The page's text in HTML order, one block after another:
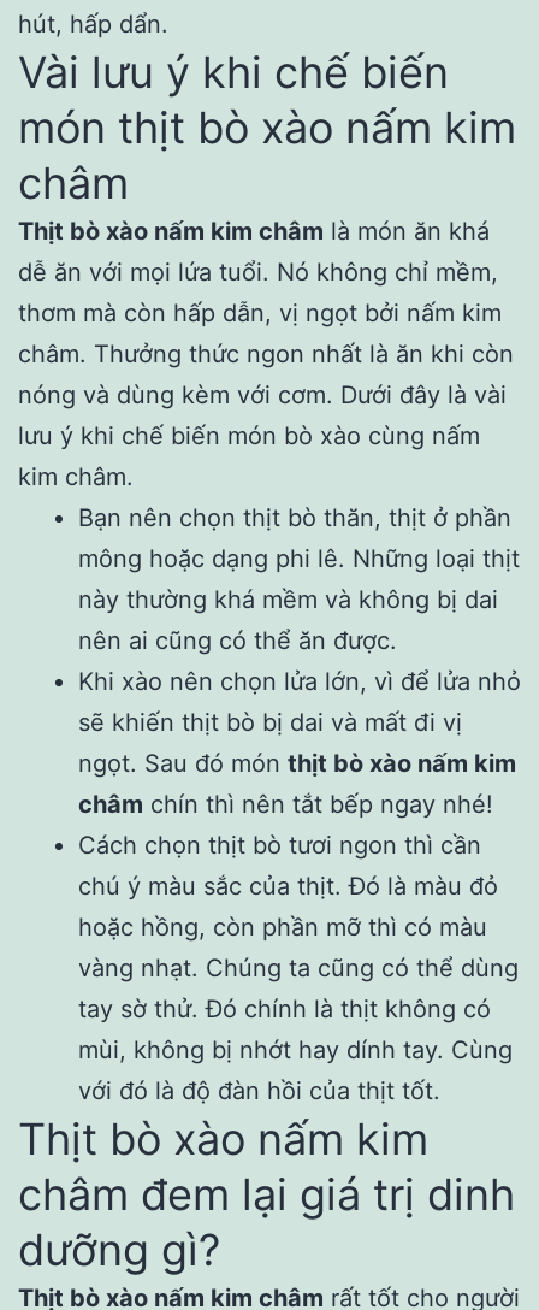
hút, hấp dẩn.
Vài lưu ý khi chế biến
món thịt bò xào nấm kim
châm
Thịt bò xào nấm kim châm là món ăn khá
dễ ăn với mọi lứa tuổi. Nó không chỉ mềm,
thơm mà còn hấp dẫn, vị ngọt bởi nấm kim
châm. Thưởng thức ngon nhất là ăn khi còn
nóng và dùng kèm với cơm. Dưới đây là vài
lưu ý khi chế biến món bò xào cùng nấm
kim châm.
Bạn nên chọn thịt bò thăn, thịt ở phần
mông hoặc dạng phi lê. Những loại thịt
này thường khá mềm và không bị dai
nên ai cũng có thể ăn được.
Khi xào nên chọn lửa lớn, vì để lửa nhỏ
sẽ khiến thịt bò bị dai và mất đi vị
ngọt. Sau đó món thịt bò xào nấm kim
châm chín thì nên tắt bếp ngay nhé!
Cách chọn thịt bò tươi ngon thì cần
chú ý màu sắc của thịt. Đó là màu đỏ
hoặc hồng, còn phần mỡ thì có màu
vàng nhạt. Chúng ta cũng có thể dùng
tay sờ thử. Đó chính là thịt không có
mùi, không bị nhớt hay dính tay. Cùng
với đó là độ đàn hồi của thịt tốt.
Thịt bò xào nấm kim
châm đem lại giá trị dinh
dưỡng gì?
Thịt bò xào nấm kim châm rất tốt cho người